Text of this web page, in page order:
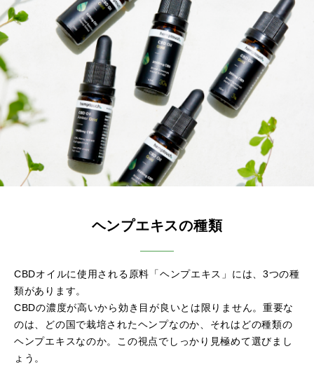
ヘンプエキスの種類
CBDオイルに使用される原料「ヘンプエキス」には、3つの種
類があります。
CBDの濃度が高いから効き目が良いとは限りません。重要な
のは、どの国で栽培されたヘンプなのか、 それはどの種類の
ヘンプエキスなのか。この視点でしっかり見極めて選びまし
ょう。